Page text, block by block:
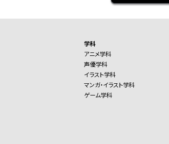
学科
アニメ学科
声優学科
イラスト学科
マンガ・イラスト学科
ゲーム学科